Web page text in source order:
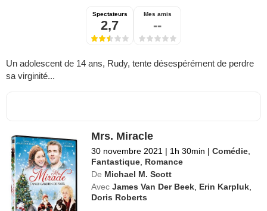
Spectateurs
2,7
Mes amis
--
Un adolescent de 14 ans, Rudy, tente désespérément de perdre
sa virginité...
Mrs. Miracle
30 novembre 2021 | 1h 30min | Comédie
Fantastique Romance
De Michael M. Scott
Avec James Van Der Beek Erin Karpluk
Doris Roberts